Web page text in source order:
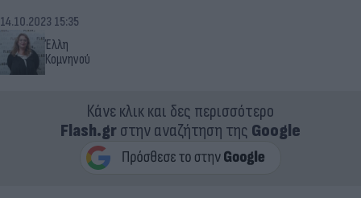
Έλλη
Κομνηνού
14.10.2023 15:35
Κάνε κλικ και δες περισσότερο
Flash.grστην αναζήτηση της Google